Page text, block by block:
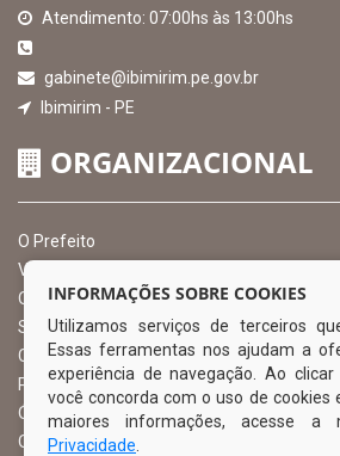
Atendimento: 07:00hs às 13:00hs
gabinete@ibimirim.pe.gov.br
Ibimirim - PE
ORGANIZACIONAL
O Prefeito
Vice Prefeito
Ouvidoria Municipal
Serviço de Informação ao Cidadão – SIC
Chefe de Gabinete
Procuradoria Geral
Órgão de Controle Interno
Organograma
INFORMAÇÕES SOBRE COOKIES
Utilizamos serviços de terceiros
Essas ferramentas nos ajudam a
experiência de navegação. Ao clicar
você concorda com o uso de cookies
maiores informações, acesse a
Privacidade